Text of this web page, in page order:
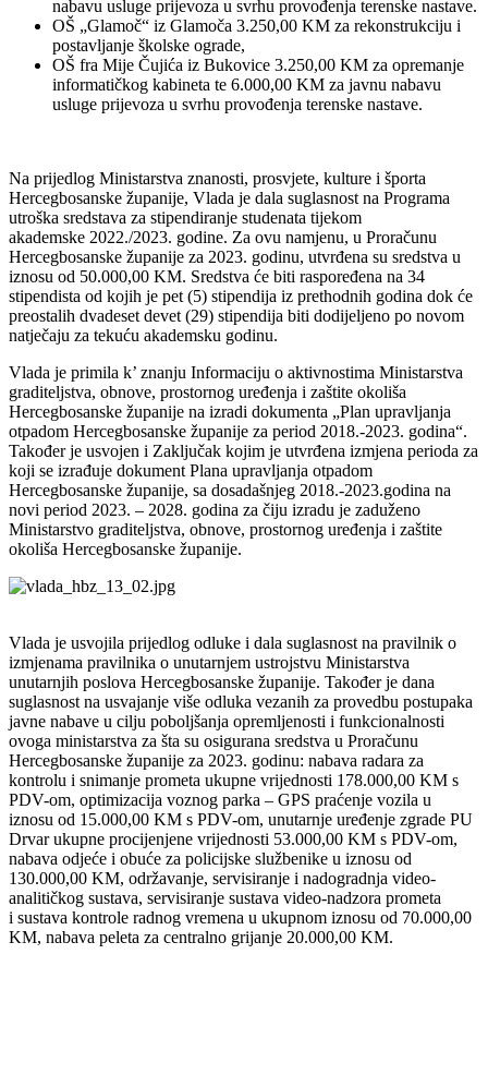
nabavu usluge prijevoza u svrhu provođenja terenske nastave.
OŠ „Glamoč“ iz Glamoča 3.250,00 KM za rekonstrukciju i
postavljanje školske ograde,
OŠ fra Mije Čujića iz Bukovice 3.250,00 KM za opremanje
informatičkog kabineta te 6.000,00 KM za javnu nabavu
usluge prijevoza u svrhu provođenja terenske nastave.
Na prijedlog Ministarstva znanosti, prosvjete, kulture i športa
Hercegbosanske županije, Vlada je dala suglasnost na Programa
utroška sredstava za stipendiranje studenata tijekom
akademske 2022./2023. godine. Za ovu namjenu, u Proračunu
Hercegbosanske županije za 2023. godinu, utvrđena su sredstva u
iznosu od 50.000,00 KM. Sredstva će biti raspoređena na 34
stipendista od kojih je pet (5) stipendija iz prethodnih godina dok će
preostalih dvadeset devet (29) stipendija biti dodijeljeno po novom
natječaju za tekuću akademsku godinu.
Vlada je primila k’ znanju Informaciju o aktivnostima Ministarstva
graditeljstva, obnove, prostornog uređenja i zaštite okoliša
Hercegbosanske županije na izradi dokumenta „Plan upravljanja
otpadom Hercegbosanske županije za period 2018.-2023. godina“.
Također je usvojen i Zaključak kojim je utvrđena izmjena perioda za
koji se izrađuje dokument Plana upravljanja otpadom
Hercegbosanske županije, sa dosadašnjeg 2018.-2023.godina na
novi period 2023. – 2028. godina za čiju izradu je zaduženo
Ministarstvo graditeljstva, obnove, prostornog uređenja i zaštite
okoliša Hercegbosanske županije.
Vlada je usvojila prijedlog odluke i dala suglasnost na pravilnik o
izmjenama pravilnika o unutarnjem ustrojstvu Ministarstva
unutarnjih poslova Hercegbosanske županije. Također je dana
suglasnost na usvajanje više odluka vezanih za provedbu postupaka
javne nabave u cilju poboljšanja opremljenosti i funkcionalnosti
ovoga ministarstva za šta su osigurana sredstva u Proračunu
Hercegbosanske županije za 2023. godinu: nabava radara za
kontrolu i snimanje prometa ukupne vrijednosti 178.000,00 KM s
PDV-om, optimizacija voznog parka – GPS praćenje vozila u
iznosu od 15.000,00 KM s PDV-om, unutarnje uređenje zgrade PU
Drvar ukupne procijenjene vrijednosti 53.000,00 KM s PDV-om,
nabava odjeće i obuće za policijske službenike u iznosu od
130.000,00 KM, održavanje, servisiranje i nadogradnja video-
analitičkog sustava, servisiranje sustava video-nadzora prometa
i sustava kontrole radnog vremena u ukupnom iznosu od 70.000,00
KM, nabava peleta za centralno grijanje 20.000,00 KM.